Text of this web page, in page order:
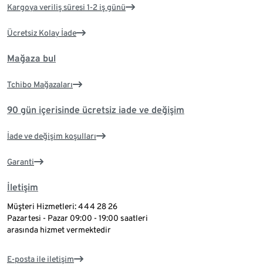
Kargoya veriliş süresi 1-2 iş günü
Ücretsiz Kolay İade
Mağaza bul
Tchibo Mağazaları
90 gün içerisinde ücretsiz iade ve değişim
İade ve değişim koşulları
Garanti
İletişim
Müşteri Hizmetleri: 444 28 26
Pazartesi - Pazar 09:00 - 19:00 saatleri
arasında hizmet vermektedir
E-posta ile iletişim